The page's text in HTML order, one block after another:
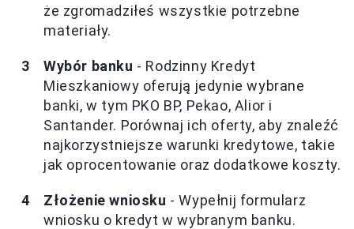
że zgromadziłeś wszystkie potrzebne
materiały.
Wybór banku - Rodzinny Kredyt
Mieszkaniowy oferują jedynie wybrane
banki, w tym PKO BP, Pekao, Alior i
Santander. Porównaj ich oferty, aby znaleźć
najkorzystniejsze warunki kredytowe, takie
jak oprocentowanie oraz dodatkowe koszty.
Złożenie wniosku - Wypełnij formularz
wniosku o kredyt w wybranym banku.